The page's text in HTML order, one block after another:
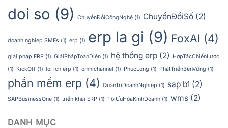
doi so (9) ChuyểnĐổiCôngNghệ (1) ChuyểnĐổiSố (2)
doanh nghiep SMEs (1) erp (1) erp la gi (9) FoxAI (4)
giai phap ERP (1) GiảiPhápToànDiện (1) hệ thống erp (2)
HợpTácChiếnLược
(1) KickOff (1) loi ich erp (1) omnichannel (1) PhucLong (1) PhátTriểnBềnVững (1)
phần mềm erp (4) QuảnTrịDoanhNghiệp (1) sap b1 (2)
SAPBusinessOne (1) triển khai ERP (1) TốiƯuHóaKinhDoanh (1) wms (2)
DANH MỤC